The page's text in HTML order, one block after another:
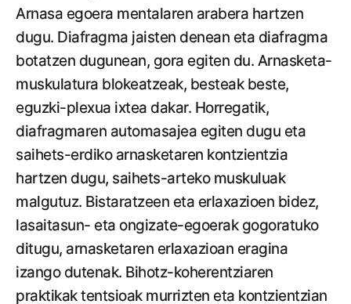
Arnasa egoera mentalaren arabera hartzen
dugu. Diafragma jaisten denean eta diafragma
botatzen dugunean, gora egiten du. Arnasketa-
muskulatura blokeatzeak, besteak beste,
eguzki-plexua ixtea dakar. Horregatik,
diafragmaren automasajea egiten dugu eta
saihets-erdiko arnasketaren kontzientzia
hartzen dugu, saihets-arteko muskuluak
malgutuz. Bistaratzeen eta erlaxazioen bidez,
lasaitasun- eta ongizate-egoerak gogoratuko
ditugu, arnasketaren erlaxazioan eragina
izango dutenak. Bihotz-koherentziaren
praktikak tentsioak murrizten eta kontzientzian